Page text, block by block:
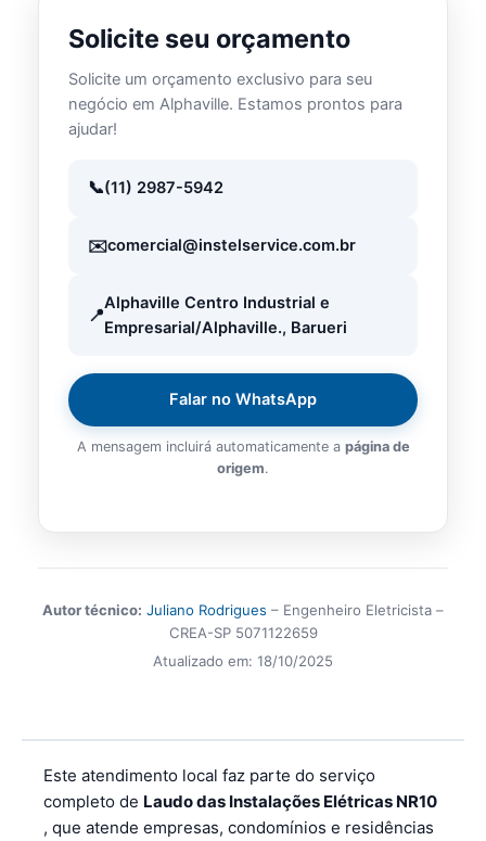
Solicite seu orçamento
Solicite um orçamento exclusivo para seu
negócio em Alphaville. Estamos prontos para
ajudar!
(11) 2987-5942
comercial@instelservice.com.br
Alphaville Centro Industrial e
Empresarial/Alphaville., Barueri
Falar no WhatsApp
A mensagem incluirá automaticamente a página de
origem.
Autor técnico: Juliano Rodrigues – Engenheiro Eletricista –
CREA-SP 5071122659
Atualizado em: 18/10/2025
Este atendimento local faz parte do serviço
completo de Laudo das Instalações Elétricas NR10
, que atende empresas, condomínios e residências